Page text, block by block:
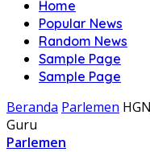
Home
Popular News
Random News
Sample Page
Sample Page
Beranda Parlemen
Guru
Parlemen